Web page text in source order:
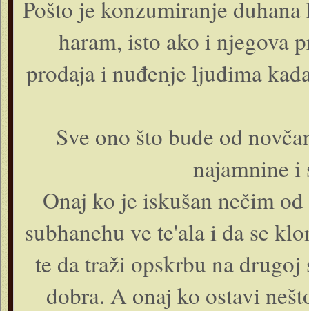
Pošto je konzumiranje
haram, isto ako i njegova
prodaja i nuđenje ljudima
Sve ono što bude od
najamnine i
Onaj ko je iskušan nečim
subhanehu ve te'ala i da se
te da traži opskrbu na
dobra. A onaj ko ostavi